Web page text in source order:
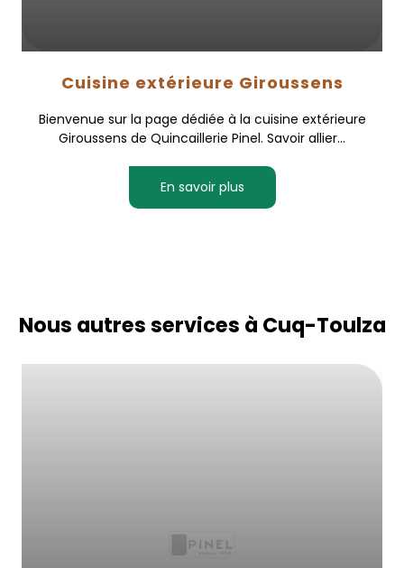
Cuisine extérieure Giroussens
Bienvenue sur la page dédiée à la cuisine extérieure
Giroussens de Quincaillerie Pinel. Savoir allier...
En savoir plus
Nous autres services à Cuq-Toulza